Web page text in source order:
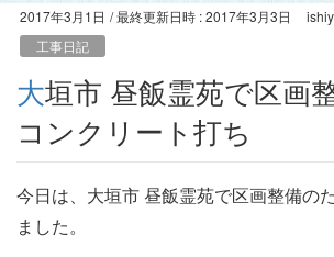
2017年3月1日 / 最終更新日時 :2017年3月3日
工事日記
大垣市 昼飯霊苑で区画整備、基礎
コンクリート打ち
今日は、大垣市 昼飯霊苑で区画整備の
ました。